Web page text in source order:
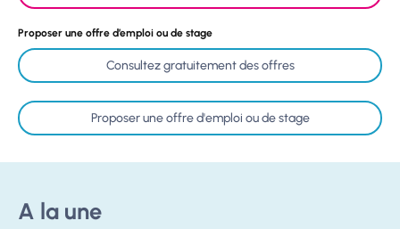
Proposer une offre d’emploi ou de stage
Consultez gratuitement des offres
Proposer une offre d'emploi ou de stage
A la une